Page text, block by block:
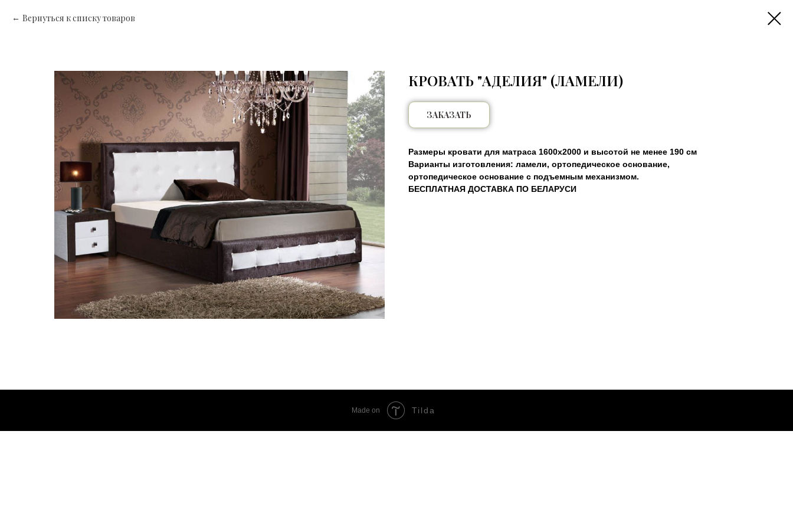
Вернуться к списку товаров
КРОВАТЬ "АДЕЛИЯ" (ЛАМЕЛИ)
ЗАКАЗАТЬ
Размеры кровати для матраса 1600х2000 и высотой не менее 190 см
Варианты изготовления: ламели, ортопедическое основание,
ортопедическое основание с подъемным механизмом.
БЕСПЛАТНАЯ ДОСТАВКА ПО БЕЛАРУСИ
Made on Tilda